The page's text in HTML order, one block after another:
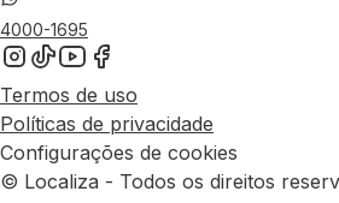
4000-1695
Termos de uso
Políticas de privacidade
Configurações de cookies
© Localiza - Todos os direitos